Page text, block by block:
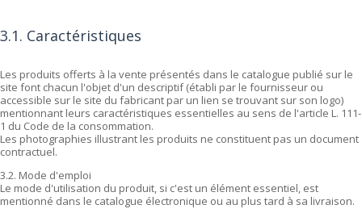
3.1. Caractéristiques
Les produits offerts à la vente présentés dans le catalogue publié sur le
site font chacun l'objet d'un descriptif (établi par le fournisseur ou
accessible sur le site du fabricant par un lien se trouvant sur son logo)
mentionnant leurs caractéristiques essentielles au sens de l'article L. 111-
1 du Code de la consommation.
Les photographies illustrant les produits ne constituent pas un document
contractuel.
3.2. Mode d'emploi
Le mode d'utilisation du produit, si c'est un élément essentiel, est
mentionné dans le catalogue électronique ou au plus tard à sa livraison.